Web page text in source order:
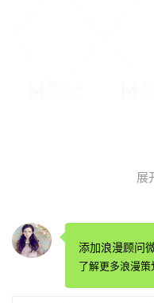
求婚歌曲一、庾澄庆《
“难以忘记初次见你，一
展
添加浪漫顾问
了解更多浪漫